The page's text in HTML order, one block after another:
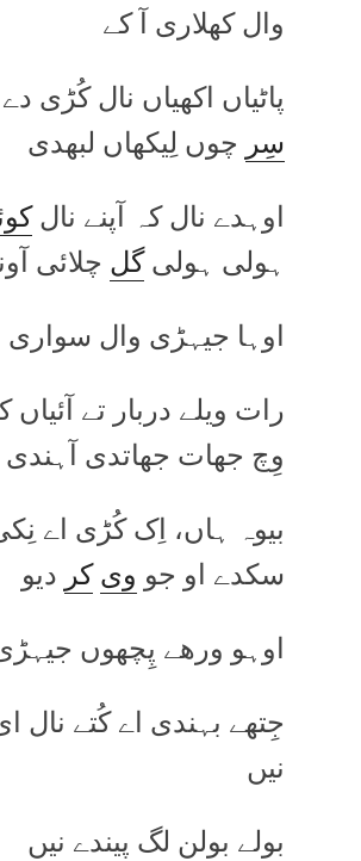
وال کھلاری آ کے
پاٹیاں اکھیاں نال کُڑی
سِر چوں لِیکھاں لبھدی
اوہدے نال کہ آپنے نال
ہولی ہولیگل چلائی
اوہا جیہڑی وال سواری
رات ویلے دربار تے آئیاں
وِچ جھات جھاتدی آہندی
بیوہ ہاں، اِک کُڑی اے
سکدے او جو وی کر دیو
اوہو ورھے پِچھوں
جِتھے بہندی اے کُتے نال
نیں
بولے بولن لگ پیندے نیں